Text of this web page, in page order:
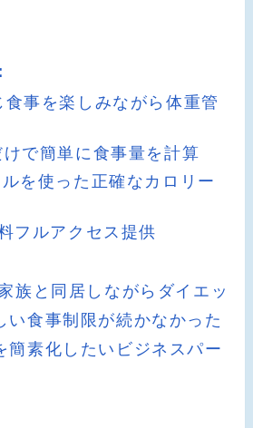
事を楽しみながら体重管
で簡単に食事量を計算
を使った正確なカロリー
フルアクセス提供
族と同居しながらダイエッ
い食事制限が続かなかった
簡素化したいビジネスパー